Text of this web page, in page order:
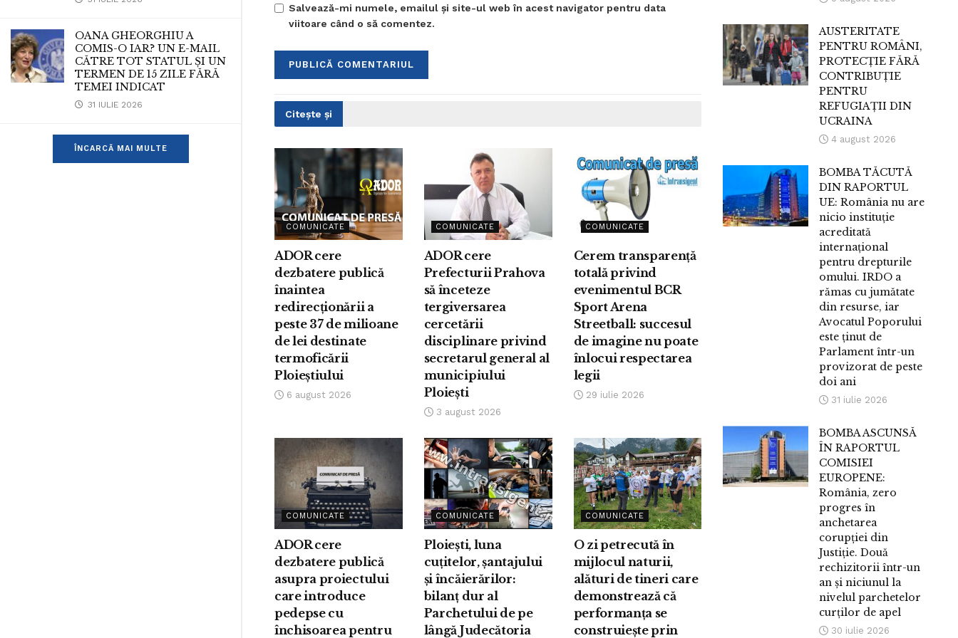
OANA GHEORGHIU A
COMIS-O IAR? UN E-MAIL
CĂTRE TOT STATUL ȘI UN
TERMEN DE 15 ZILE FĂRĂ
TEMEI INDICAT
31 IULIE 2026
ÎNCARCĂ MAI MULTE
Salvează-mi numele, emailul și site-ul web în acest navigator pentru data
viitoare când o să comentez.
Citește și
COMUNICATE
ADOR cere
dezbatere publică
înaintea
redirecționării a
peste 37 de milioane
de lei destinate
termoficării
Ploieștiului
6 august 2026
COMUNICATE
ADOR cere
Prefecturii Prahova
să înceteze
tergiversarea
cercetării
disciplinare privind
secretarul general al
municipiului
Ploiești
3 august 2026
COMUNICATE
Cerem transparență
totală privind
evenimentul BCR
Sport Arena
Streetball: succesul
de imagine nu poate
înlocui respectarea
legii
29 iulie 2026
COMUNICATE
ADOR cere
dezbatere publică
asupra proiectului
care introduce
pedepse cu
închisoarea pentru
COMUNICATE
Ploiești, luna
cuțitelor, șantajului
și încăierărilor:
bilanț dur al
Parchetului de pe
lângă Judecătoria
COMUNICATE
O zi petrecută în
mijlocul naturii,
alături de tineri care
demonstrează că
performanța se
construiește prin
AUSTERITATE
PENTRU ROMÂNI,
PROTECȚIE FĂRĂ
CONTRIBUȚIE
PENTRU
REFUGIAȚII DIN
UCRAINA
4 august 2026
BOMBA TĂCUTĂ
DIN RAPORTUL
UE: România nu are
nicio instituție
acreditată
internațional
pentru drepturile
omului. IRDO a
rămas cu jumătate
din resurse, iar
Avocatul Poporului
este ținut de
Parlament într-un
provizorat de peste
doi ani
31 iulie 2026
BOMBA ASCUNSĂ
ÎN RAPORTUL
COMISIEI
EUROPENE:
România, zero
progres în
anchetarea
corupției din
Justiție. Două
rechizitorii într-un
an și niciunul la
nivelul parchetelor
curților de apel
30 iulie 2026